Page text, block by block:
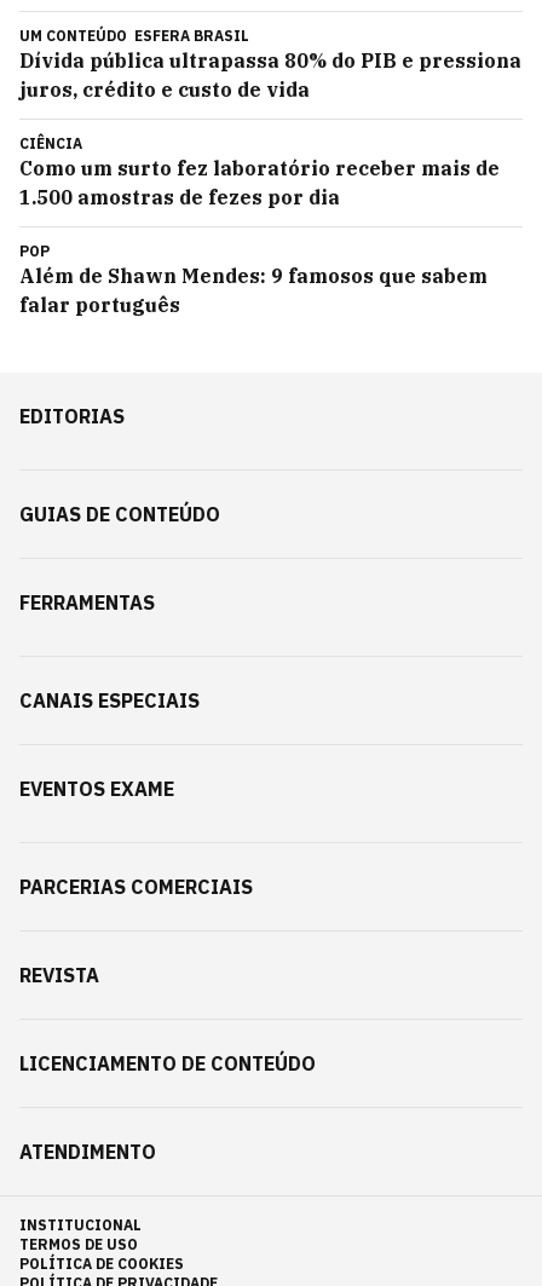
UM CONTEÚDO ESFERA BRASIL
Dívida pública ultrapassa 80% do PIB e pressiona
juros, crédito e custo de vida
CIÊNCIA
Como um surto fez laboratório receber mais de
1.500 amostras de fezes por dia
POP
Além de Shawn Mendes: 9 famosos que sabem
falar português
EDITORIAS
GUIAS DE CONTEÚDO
FERRAMENTAS
CANAIS ESPECIAIS
EVENTOS EXAME
PARCERIAS COMERCIAIS
REVISTA
LICENCIAMENTO DE CONTEÚDO
ATENDIMENTO
INSTITUCIONAL
TERMOS DE USO
POLÍTICA DE COOKIES